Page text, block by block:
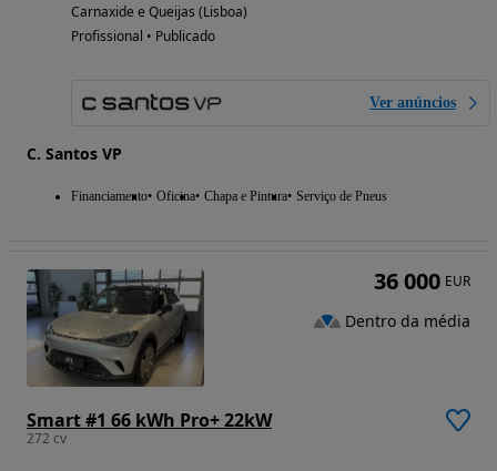
Carnaxide e Queijas (Lisboa)
Profissional • Publicado
Ver anúncios
C. Santos VP
Financiamento Oficina Chapa e Pintura Serviço de Pneus
Smart #1 66 kWh Pro+ 22kW
272 cv
36 000 EUR
Dentro da média